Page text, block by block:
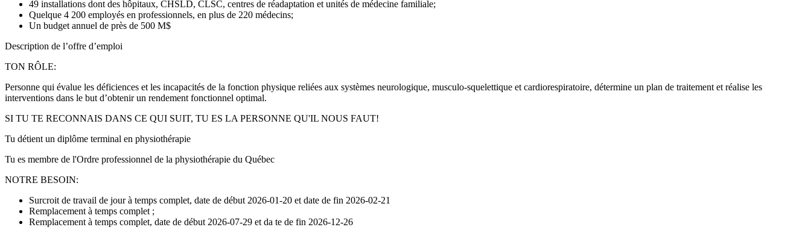
49 installations dont des hôpitaux, CHSLD, CLSC, centres de réadaptation et unités de médecine familiale;
Quelque 4 200 employés en professionnels, en plus de 220 médecins;
Un budget annuel de près de 500 M$
Description de l’offre d’emploi
TON RÔLE:
Personne qui évalue les déficiences et les incapacités de la fonction physique reliées aux systèmes neurologique, musculo-squelettique et cardiorespiratoire, détermine un plan de traitement et réalise les
interventions dans le but d’obtenir un rendement fonctionnel optimal.
SI TU TE RECONNAIS DANS CE QUI SUIT, TU ES LA PERSONNE QU'IL NOUS FAUT!
Tu détient un diplôme terminal en physiothérapie
Tu es membre de l'Ordre professionnel de la physiothérapie du Québec
NOTRE BESOIN:
Surcroit de travail de jour à temps complet, date de début 2026-01-20 et date de fin 2026-02-21
Remplacement à temps complet ;
Remplacement à temps complet, date de début 2026-07-29 et da te de fin 2026-12-26